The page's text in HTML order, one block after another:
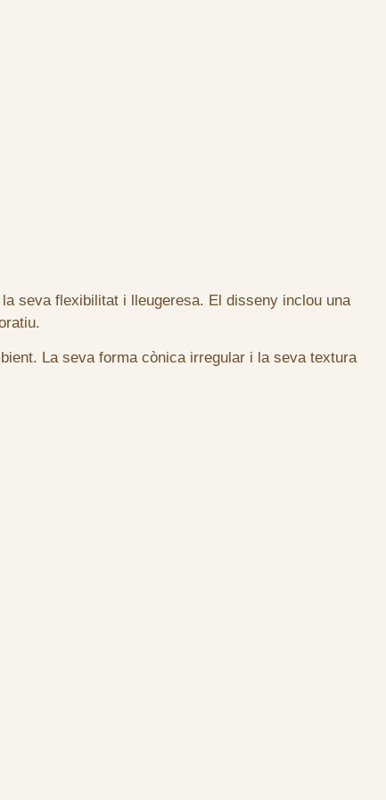
seva flexibilitat i lleugeresa. El disseny inclou una
La seva forma cònica irregular i la seva textura